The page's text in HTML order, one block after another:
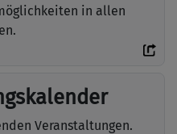
in allen
Veranstaltungen.